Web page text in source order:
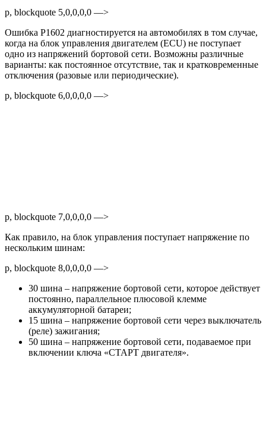
p, blockquote 5,0,0,0,0 —>
Ошибка Р1602 диагностируется на автомобилях в том случае,
когда на блок управления двигателем (ECU) не поступает
одно из напряжений бортовой сети. Возможны различные
варианты: как постоянное отсутствие, так и кратковременные
отключения (разовые или периодические).
p, blockquote 6,0,0,0,0 —>
p, blockquote 7,0,0,0,0 —>
Как правило, на блок управления поступает напряжение по
нескольким шинам:
p, blockquote 8,0,0,0,0 —>
30 шина – напряжение бортовой сети, которое действует
постоянно, параллельное плюсовой клемме
аккумуляторной батареи;
15 шина – напряжение бортовой сети через выключатель
(реле) зажигания;
50 шина – напряжение бортовой сети, подаваемое при
включении ключа «СТАРТ двигателя».